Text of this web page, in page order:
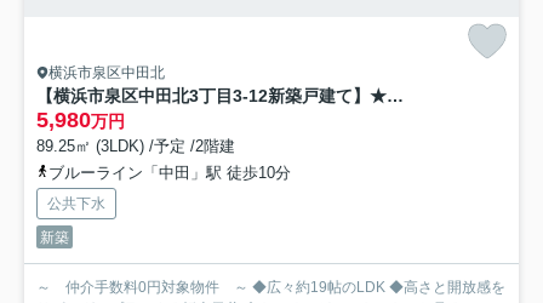
横浜市泉区中田北
【横浜市泉区中田北3丁目3-12新築戸建て】★仲介手数料無料★（東中田中学校・中田中学校）
5,980万円
89.25㎡ (3LDK) /予定 /2階建
ブルーライン「中田」駅 徒歩10分
公共下水
新築
～ 仲介手数料0円対象物件 ～ ◆広々約19帖のLDK ◆高さと開放感を